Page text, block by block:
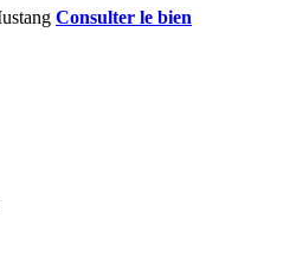
Consulter le bien